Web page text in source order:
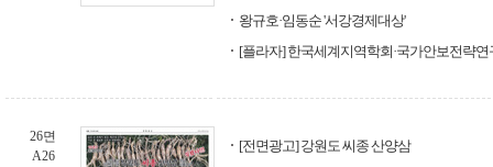
왕규호·임동순 '서강경제대상'
[플라자] 한국세계지역학회·국가안보전략
26면
A26
[전면광고] 강원도 씨종 산양삼